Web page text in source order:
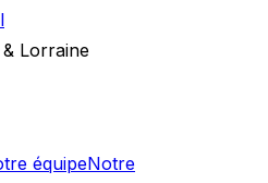
Lorraine
équipeNotre